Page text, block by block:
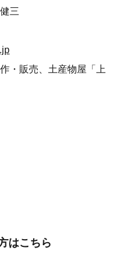
三
・販売、土産物屋「上
はこちら